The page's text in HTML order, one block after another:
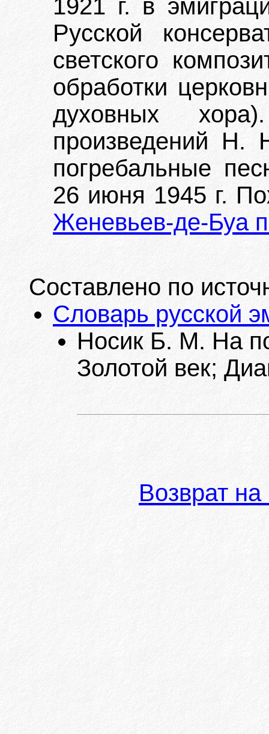
1921 г. в
Русской
светского
обработки
духовных
произведений Н.
погребальные
26 июня 1945 г.
Женевьев-де-Буа
Составлено по
Словарь русской
Носик Б. М. На
Золотой век;
Возврат